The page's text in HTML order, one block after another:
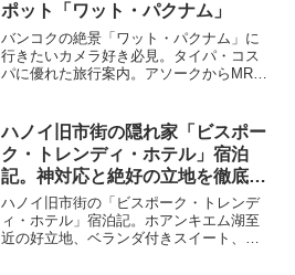
ポット「ワット・パクナム」
バンコクの絶景「ワット・パクナム」に
行きたいカメラ好き必見。タイパ・コス
パに優れた旅行案内。アソークからMRT
で網羅した完全ガイド。
ハノイ旧市街の隠れ家「ビスポー
ク・トレンディ・ホテル」宿泊
記。神対応と絶好の立地を徹底レ
ビュー
ハノイ旧市街の「ビスポーク・トレンデ
ィ・ホテル」宿泊記。ホアンキエム湖至
近の好立地、ベランダ付きスイート、